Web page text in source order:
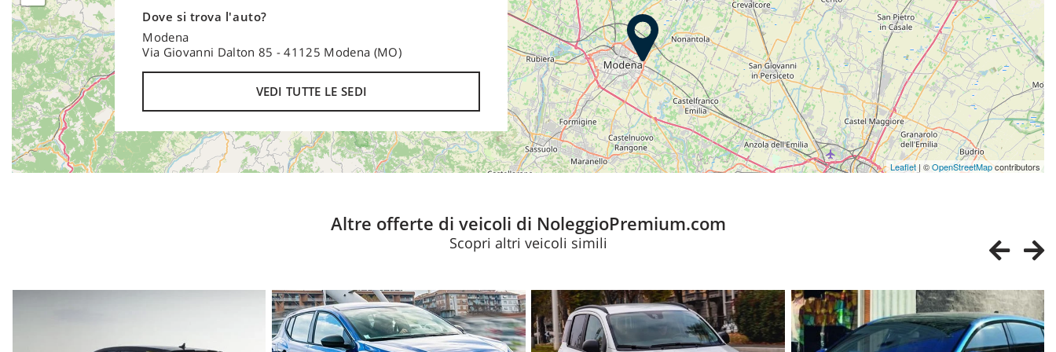
Luci diurne con gestione automatizzata delle luci e funzione Coming e Leaving
Home automatica
Radio "Ready 2 Discover"
Ready for "We Connect" e "We Connect Plus"
Ricezione radio digitale DAB+
Sistema Start & Stop con recupero dell'energia in frenata
Tire Mobility Set
Dove si trova l'auto?
Modena
Via Giovanni Dalton 85 - 41125 Modena (MO)
VEDI TUTTE LE SEDI
Leaflet | ©OpenStreetMapcontributors
Altre offerte di veicoli di NoleggioPremium.com
Scopri altri veicoli simili